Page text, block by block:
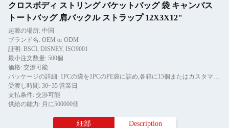
クロスボディ ストリング バケットバッグ 袋 キャンバス
トートバッグ 肩バックル ストラップ 12X3X12"
起源の場所: 中国
ブランド名: OEM or ODM
証明: BSCI, DISNEY, ISO9001
最小注文数量: 500個
価格: 交渉可能
パッケージの詳細: 1PCの袋を1PCのPE袋に詰め,各箱に15個またはカスタマイズされたデザインパッケージ
受渡し時間: 30~35 営業日
支払条件: 交渉可能
供給の能力: 月に500000個
細部 Description